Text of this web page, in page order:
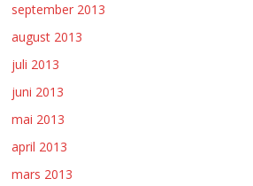
september 2013
august 2013
juli 2013
juni 2013
mai 2013
april 2013
mars 2013